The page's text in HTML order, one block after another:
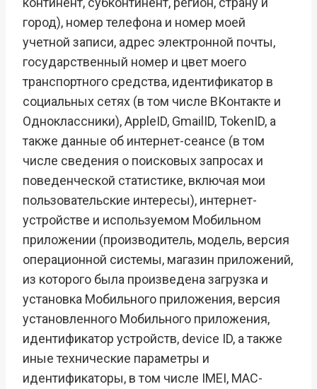
город), номер телефона и номер моей
учетной записи, адрес электронной почты,
государственный номер и цвет моего
транспортного средства, идентификатор в
социальных сетях (в том числе ВКонтакте и
Одноклассники), AppleID, GmailID, TokenID, а
также данные об интернет-сеансе (в том
числе сведения о поисковых запросах и
поведенческой статистике, включая мои
пользовательские интересы), интернет-
устройстве и используемом Мобильном
приложении (производитель, модель, версия
операционной системы, магазин приложений,
из которого была произведена загрузка и
установка Мобильного приложения, версия
установленного Мобильного приложения,
идентификатор устройств, device ID, а также
иные технические параметры и
идентификаторы, в том числе IMEI, MAC-